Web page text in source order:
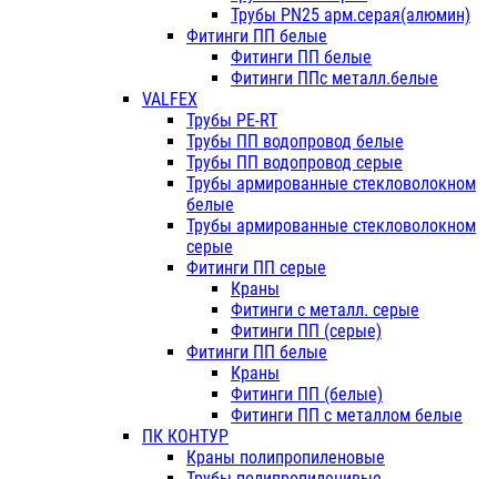
Трубы PN25 арм.серая(алюмин)
Фитинги ПП белые
Фитинги ПП белые
Фитинги ППс металл.белые
VALFEX
Трубы PE-RT
Трубы ПП водопровод белые
Трубы ПП водопровод серые
Трубы армированные стекловолокном
белые
Трубы армированные стекловолокном
серые
Фитинги ПП серые
Краны
Фитинги с металл. серые
Фитинги ПП (серые)
Фитинги ПП белые
Краны
Фитинги ПП (белые)
Фитинги ПП с металлом белые
ПК КОНТУР
Краны полипропиленовые